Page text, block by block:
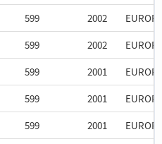
599 2002
599 2002
599 2001
599 2001
599 2001